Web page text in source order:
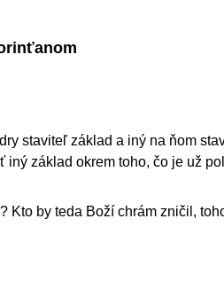
staviteľ základ a iný na ňom
základ okrem toho, čo je už
Kto by teda Boží chrám zničil,